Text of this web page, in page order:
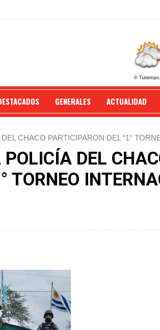
GENERALES ACTUALIDAD
CHACO PARTICIPARON DEL “1°
DEL
TORNEO